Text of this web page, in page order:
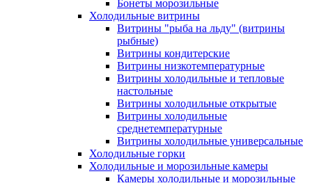
Бонеты морозильные
Холодильные витрины
Витрины "рыба на льду" (витрины
рыбные)
Витрины кондитерские
Витрины низкотемпературные
Витрины холодильные и тепловые
настольные
Витрины холодильные открытые
Витрины холодильные
среднетемпературные
Витрины холодильные универсальные
Холодильные горки
Холодильные и морозильные камеры
Камеры холодильные и морозильные